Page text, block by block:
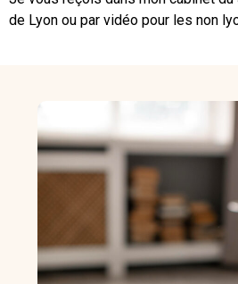
de Lyon ou par vidéo pour les non